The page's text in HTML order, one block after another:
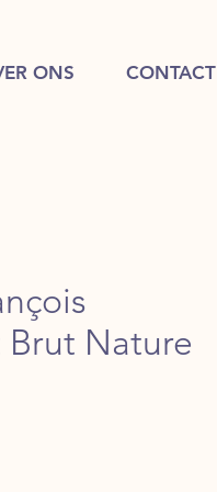
ONS CONTACT
Brut Nature